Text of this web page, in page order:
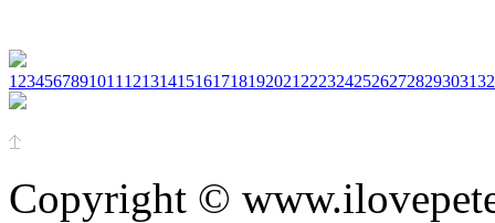
1 234567891011 12131415161718192021 2223242526272829303132
Copyright ©